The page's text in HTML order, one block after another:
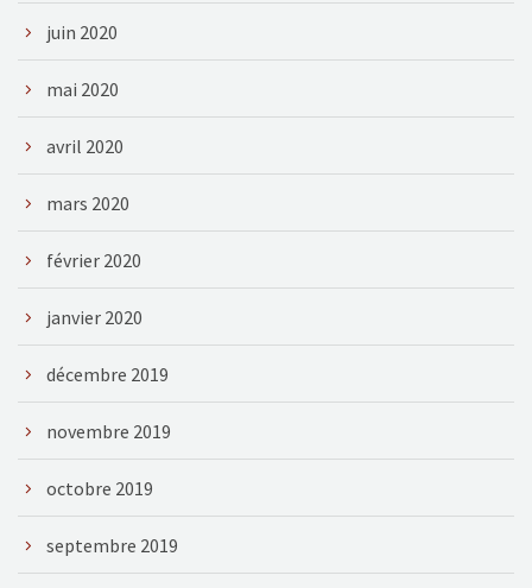
juin 2020
mai 2020
avril 2020
mars 2020
février 2020
janvier 2020
décembre 2019
novembre 2019
octobre 2019
septembre 2019